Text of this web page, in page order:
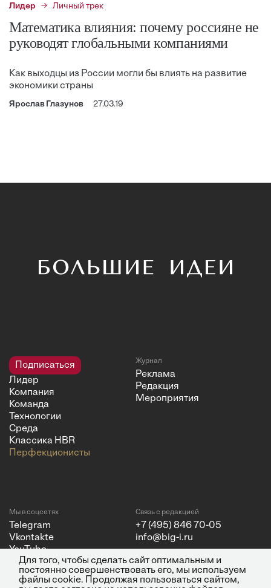
Лидер Личный трек
Математика влияния: почему россияне не
руководят глобальными компаниями
Как выходцы из России могли бы влиять на развитие
экономики страны
Ярослав Глазунов 27.03.19
Подписаться
Лидер
Компания
Команда
Технологии
Среда
Классика HBR
Перфекционисты
Журнал
Реклама
Редакция
Мероприятия
Мы в соцсетях
Telegram
Vkontakte
YouTube
Связь с редакцией
+7 (495) 846 70-05
info@big-i.ru
Для того, чтобы сделать сайт оптимальным и
постоянно совершенствовать его, мы используем
файлы cookie. Продолжая пользоваться сайтом,